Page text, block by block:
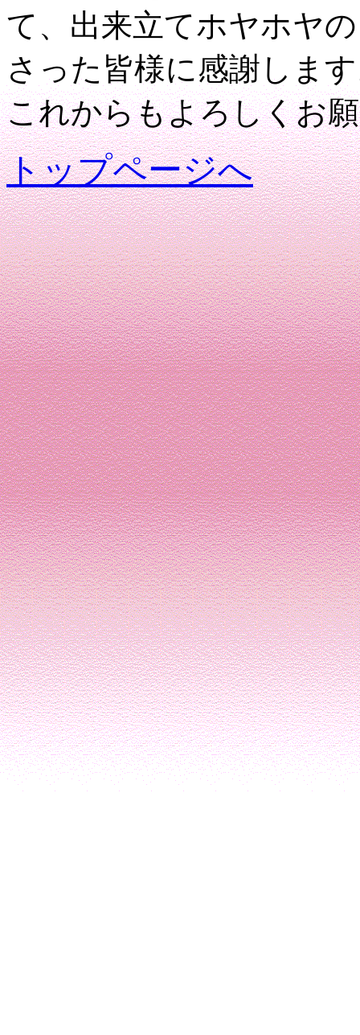
て、出来立てホヤホヤ
さった皆様に感謝しま
これからもよろしくお
トップページへ